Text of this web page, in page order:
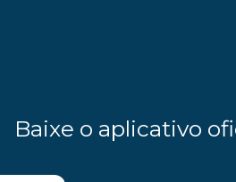
Baixe o aplicativo